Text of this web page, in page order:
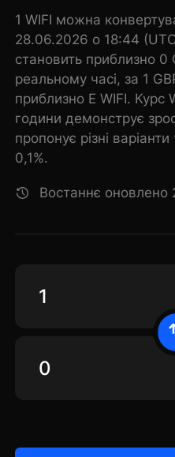
1 WIFI можна
28.06.2026 о 18:44
становить приблизно 0
реальному часі, за 1
приблизно E WIFI. Курс
години демонструє
пропонує різні варіанти
0,1%.
Востаннє